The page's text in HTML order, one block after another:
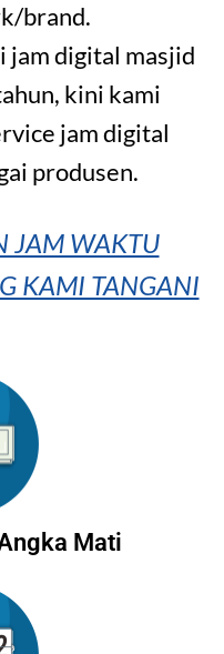
brand.
jam digital masjid
kini kami
jam digital
produsen.
JAM WAKTU
KAMI TANGANI
Mati